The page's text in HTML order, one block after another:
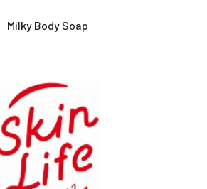
Milky Body Soap